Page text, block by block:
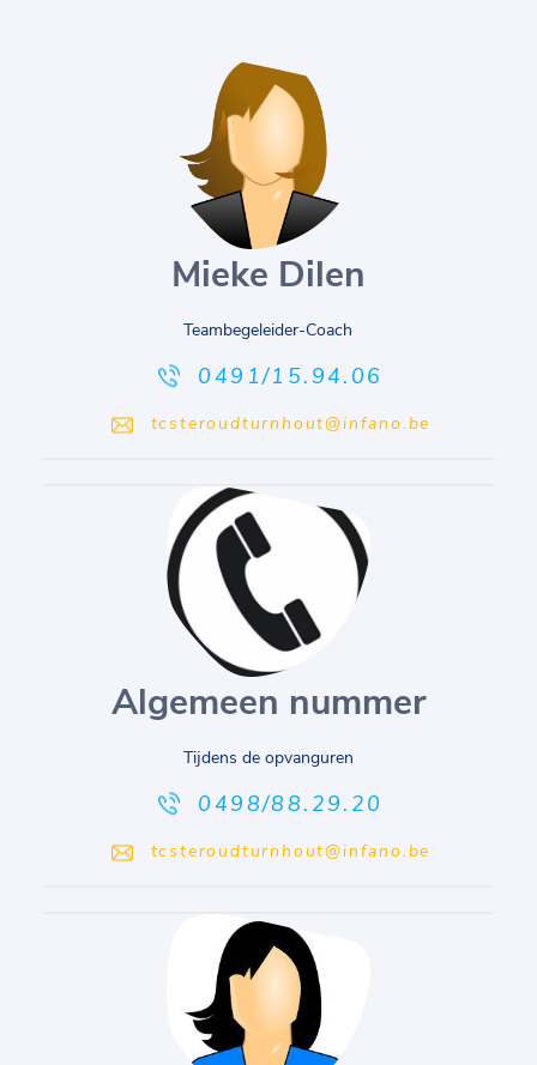
Mieke Dilen
Teambegeleider-Coach
0491/15.94.06
tcsteroudturnhout@infano.be
Algemeen nummer
Tijdens de opvanguren
0498/88.29.20
tcsteroudturnhout@infano.be